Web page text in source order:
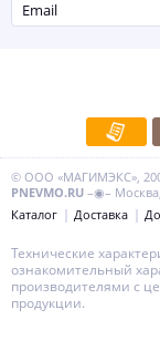
© ООО «МАГИМЭКС»,
PNEVMO.RU –◉–
Каталог
Доставка
Технические
ознакомительный
производителями с
продукции.